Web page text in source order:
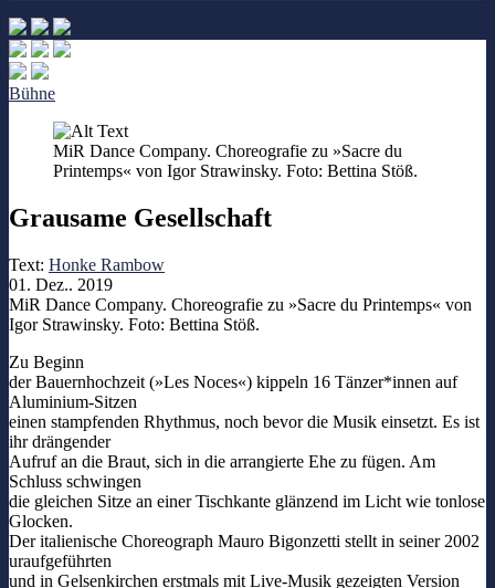
Bühne
MiR Dance Company. Choreografie zu »Sacre du
Printemps« von Igor Strawinsky. Foto: Bettina Stöß.
Grausame Gesellschaft
Text: Honke Rambow
01. Dez.. 2019
MiR Dance Company. Choreografie zu »Sacre du Printemps« von
Igor Strawinsky. Foto: Bettina Stöß.
Zu Beginn
der Bauernhochzeit (»Les Noces«) kippeln 16 Tänzer*innen auf
Aluminium-Sitzen
einen stampfenden Rhythmus, noch bevor die Musik einsetzt. Es ist
ihr drängender
Aufruf an die Braut, sich in die arrangierte Ehe zu fügen. Am
Schluss schwingen
die gleichen Sitze an einer Tischkante glänzend im Licht wie tonlose
Glocken.
Der italienische Choreograph Mauro Bigonzetti stellt in seiner 2002
uraufgeführten
und in Gelsenkirchen erstmals mit Live-Musik gezeigten Version